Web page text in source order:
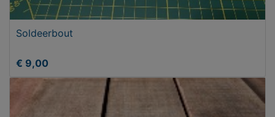
Soldeerbout
€ 9,00